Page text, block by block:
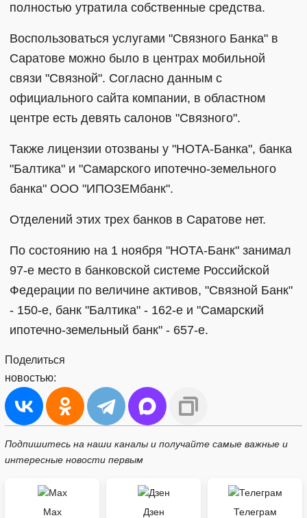
полностью утратила собственные средства.
Воспользоваться услугами "Связного Банка" в
Саратове можно было в центрах мобильной
связи "Связной". Согласно данным с
официального сайта компании, в областном
центре есть девять салонов "Связного".
Также лицензии отозваны у "НОТА-Банка", банка
"Балтика" и "Самарского ипотечно-земельного
банка" ООО "ИПОЗЕМбанк".
Отделений этих трех банков в Саратове нет.
По состоянию на 1 ноября "НОТА-Банк" занимал
97-е место в банковской системе Российской
Федерации по величине активов, "Связной Банк"
- 150-е, банк "Балтика" - 162-е и "Самарский
ипотечно-земельный банк" - 657-е.
Поделиться
новостью:
Подпишитесь на наши каналы и получайте самые важные и
интересные новости первым
Max Дзен Телеграм